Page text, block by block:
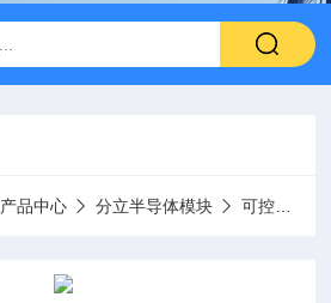
产品中心 分立半导体模块 可控硅模块